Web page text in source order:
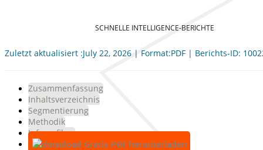
SCHNELLE INTELLIGENCE-BERICHTE
Zuletzt aktualisiert :July 22, 2026 | Format:PDF | Berichts-ID:
Zusammenfassung
Inhaltsverzeichnis
Segmentierung
Methodik
Infografiken
Gratis-PDF herunterladen